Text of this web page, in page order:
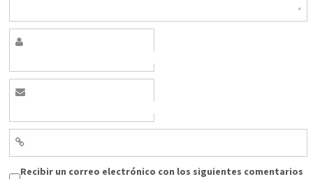
Recibir un correo electrónico con los siguientes comentarios